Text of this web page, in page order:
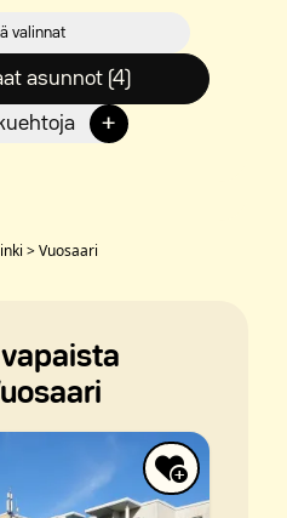
+
valinnat
asunnot (4)
>Vuosaari